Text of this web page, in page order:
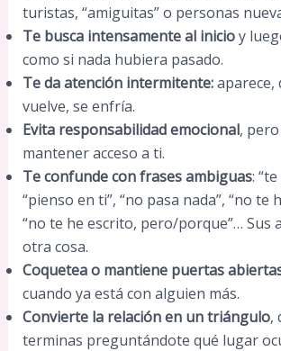
turistas, “amiguitas” o personas
Te busca intensamente al inicioy
como si nada hubiera pasado.
Te da atención intermitente:aparece,
vuelve, se enfría.
Evita responsabilidad emocional,
mantener acceso a ti.
Te confunde con frases ambiguas:
“pienso en ti”, “no pasa nada”, “no te
“no te he escrito, pero/porque”… Sus
otra cosa.
Coquetea o mantiene puertas
cuando ya está con alguien más.
Convierte la relación en un triángulo,
terminas preguntándote qué lugar